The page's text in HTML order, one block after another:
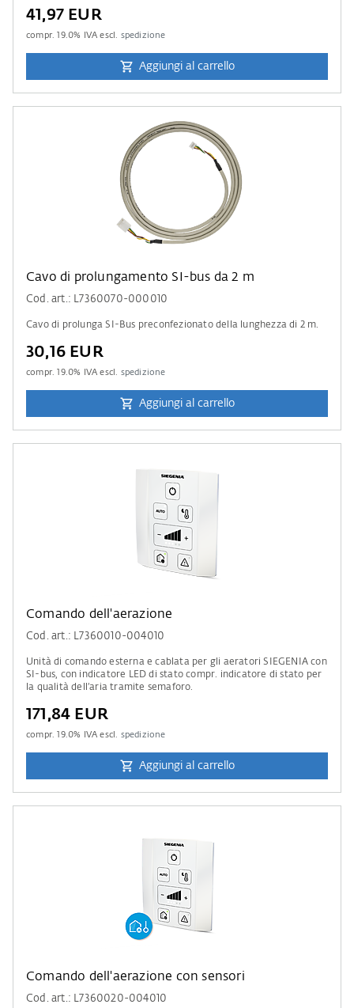
41,97 EUR
compr.19.0% IVA escl. spedizione
Aggiungi al carrello
Cavo di prolungamento SI-bus da 2 m
Cod. art.: L7360070-000010
Cavo di prolunga SI-Bus preconfezionato della lunghezza di 2 m.
30,16 EUR
compr.19.0% IVA escl. spedizione
Aggiungi al carrello
Comando dell'aerazione
Cod. art.: L7360010-004010
Unità di comando esterna e cablata per gli aeratori SIEGENIA con
SI-bus, con indicatore LED di stato compr. indicatore di stato per
la qualità dell’aria tramite semaforo.
171,84 EUR
compr.19.0% IVA escl. spedizione
Aggiungi al carrello
Comando dell'aerazione con sensori
Cod. art.: L7360020-004010